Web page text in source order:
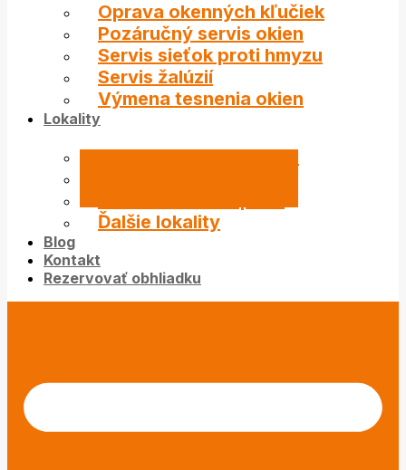
Oprava okenných kľučiek
Pozáručný servis okien
Servis sieťok proti hmyzu
Servis žalúzií
Výmena tesnenia okien
Lokality
Servis okien Bratislava
Ďalšie lokality
Blog
Kontakt
Rezervovať obhliadku